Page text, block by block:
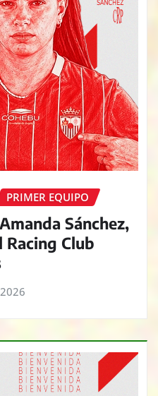
PRIMER EQUIPO
Sánchez,
Club